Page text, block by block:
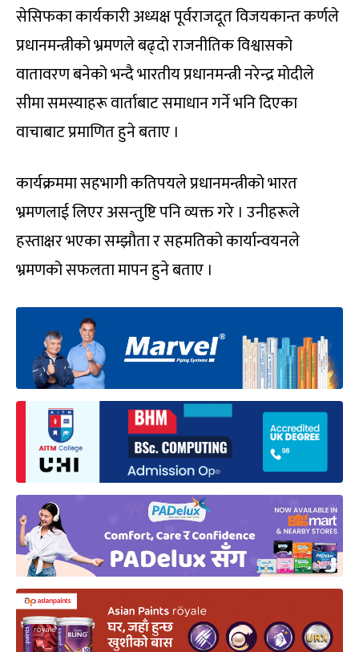
सेसिफका कार्यकारी अध्यक्ष पूर्वराजदूत विजयकान्त कर्णले
प्रधानमन्त्रीको भ्रमणले बढ्दो राजनीतिक विश्वासको
वातावरण बनेको भन्दै भारतीय प्रधानमन्त्री नरेन्द्र मोदीले
सीमा समस्याहरू वार्ताबाट समाधान गर्ने भनि दिएका
वाचाबाट प्रमाणित हुने बताए ।
कार्यक्रममा सहभागी कतिपयले प्रधानमन्त्रीको भारत
भ्रमणलाई लिएर असन्तुष्टि पनि व्यक्त गरे । उनीहरूले
हस्ताक्षर भएका सम्झौता र सहमतिको कार्यान्वयनले
भ्रमणको सफलता मापन हुने बताए ।